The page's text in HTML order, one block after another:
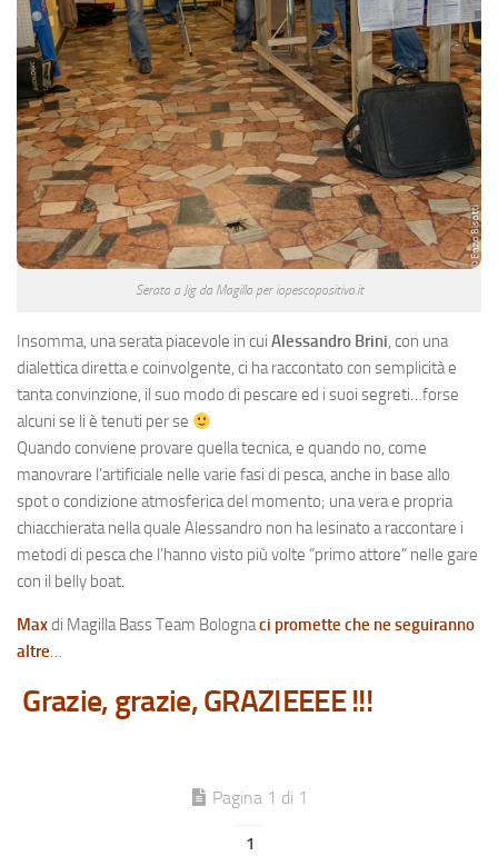
Serata a Jig da Magilla per iopescopositivo.it
Insomma, una serata piacevole in cui Alessandro Brini, con una
dialettica diretta e coinvolgente, ci ha raccontato con semplicità e
tanta convinzione, il suo modo di pescare ed i suoi segreti…forse
alcuni se li è tenuti per se
Quando conviene provare quella tecnica, e quando no, come
manovrare l’artificiale nelle varie fasi di pesca, anche in base allo
spot o condizione atmosferica del momento; una vera e propria
chiacchierata nella quale Alessandro non ha lesinato a raccontare i
metodi di pesca che l’hanno visto più volte “primo attore” nelle gare
con il belly boat.
Maxdi Magilla Bass Team Bolognaci promette che ne seguiranno
altre…
Grazie, grazie, GRAZIEEEE !!!
Pagina 1 di 1
1